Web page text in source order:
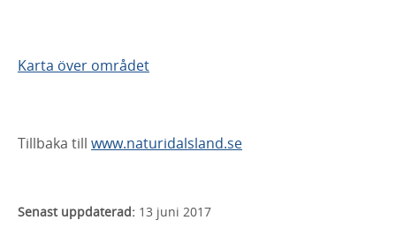
Karta över området
Tillbaka till www.naturidalsland.se
Senast uppdaterad: 13 juni 2017